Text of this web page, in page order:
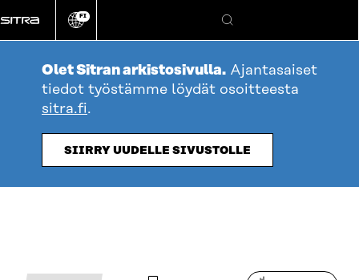
suoraan
sisältöön
Vaihda
kieli
FI
Hae
Olet Sitran arkistosivulla. Ajantasaiset
tiedot työstämme löydät osoitteesta
sitra.fi.
SIIRRY UUDELLE SIVUSTOLLE